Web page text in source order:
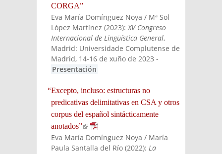
CORGA”
Eva María Domínguez Noya / Mª Sol
López Martínez(2023):XV Congreso
Internacional de Lingüística General,
Madrid: Universidade Complutense de
Madrid, 14-16 de xuño de 2023 -
Presentación
“Excepto, incluso: estructuras no
predicativas delimitativas en CSA y otros
corpus del español sintácticamente
anotados”(link is external)
Eva María Domínguez Noya / María
Paula Santalla del Río (2022):La